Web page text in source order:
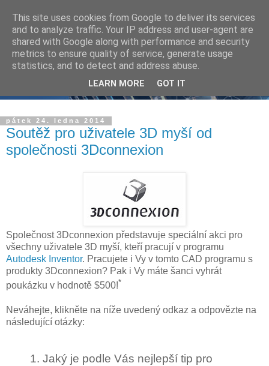
pátek 24. ledna 2014
Soutěž pro uživatele 3D myší od
společnosti 3Dconnexion
Společnost 3Dconnexion představuje speciální akci pro
všechny uživatele 3D myší, kteří pracují v programu
Autodesk Inventor. Pracujete i Vy v tomto CAD programu s
produkty 3Dconnexion? Pak i Vy máte šanci vyhrát
poukázku v hodnotě $500!*
Neváhejte, klikněte na níže uvedený odkaz a odpovězte na
následující otázky:
1. Jaký je podle Vás nejlepší tip pro
This site uses cookies from Google to deliver its services
and to analyze traffic. Your IP address and user-agent are
shared with Google along with performance and security
metrics to ensure quality of service, generate usage
statistics, and to detect and address abuse.
LEARN MORE GOT IT